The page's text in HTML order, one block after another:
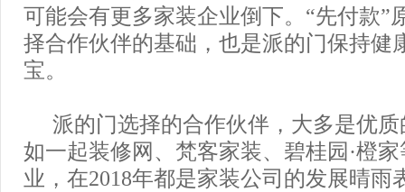
可能会有更多家装企业倒下。“先付款”
择合作伙伴的基础，也是派的门保持健
宝。
派的门选择的合作伙伴，大多是优
如一起装修网、梵客家装、碧桂园·橙
业，在2018年都是家装公司的发展晴雨